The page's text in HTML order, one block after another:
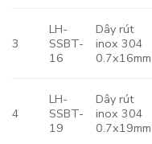
3
LH-
SSBT-
16
Dây rút
inox 304
0.7x16mm
4
LH-
SSBT-
19
Dây rút
inox 304
0.7x19mm